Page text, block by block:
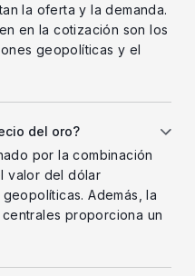
la oferta y la demanda.
en la cotización son los
geopolíticas y el
del oro?
por la combinación
valor del dólar
Además, la
proporciona un